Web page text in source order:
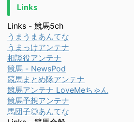
Links
Links - 競馬5ch
うまうまあんてな
うまっけアンテナ
相談役アンテナ
競馬 - NewsPod
競馬まとめ隊アンテナ
競馬アンテナ LoveMeちゃん
競馬予想アンテナ
馬団子◎あんてな